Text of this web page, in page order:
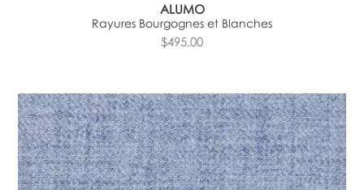
ALUMO
Rayures Bourgognes et Blanches
$495.00